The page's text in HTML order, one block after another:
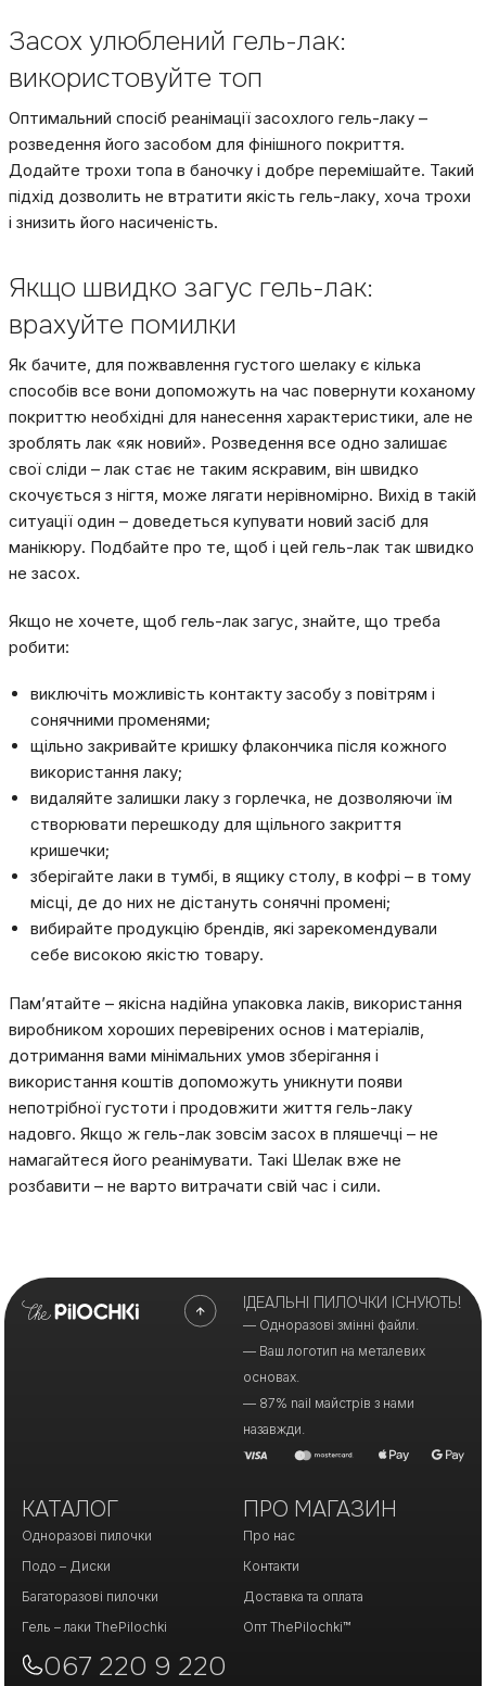
Засох улюблений гель-лак:
використовуйте топ
Оптимальний спосіб реанімації засохлого гель-лаку –
розведення його засобом для фінішного покриття.
Додайте трохи топа в баночку і добре перемішайте. Такий
підхід дозволить не втратити якість гель-лаку, хоча трохи
і знизить його насиченість.
Якщо швидко загус гель-лак:
врахуйте помилки
Як бачите, для пожвавлення густого шелаку є кілька
способів все вони допоможуть на час повернути коханому
покриттю необхідні для нанесення характеристики, але не
зроблять лак «як новий». Розведення все одно залишає
свої сліди – лак стає не таким яскравим, він швидко
скочується з нігтя, може лягати нерівномірно. Вихід в такій
ситуації один – доведеться купувати новий засіб для
манікюру. Подбайте про те, щоб і цей гель-лак так швидко
не засох.
Якщо не хочете, щоб гель-лак загус, знайте, що треба
робити:
виключіть можливість контакту засобу з повітрям і
сонячними променями;
щільно закривайте кришку флакончика після кожного
використання лаку;
видаляйте залишки лаку з горлечка, не дозволяючи їм
створювати перешкоду для щільного закриття
кришечки;
зберігайте лаки в тумбі, в ящику столу, в кофрі – в тому
місці, де до них не дістануть сонячні промені;
вибирайте продукцію брендів, які зарекомендували
себе високою якістю товару.
Пам’ятайте – якісна надійна упаковка лаків, використання
виробником хороших перевірених основ і матеріалів,
дотримання вами мінімальних умов зберігання і
використання коштів допоможуть уникнути появи
непотрібної густоти і продовжити життя гель-лаку
надовго. Якщо ж гель-лак зовсім засох в пляшечці – не
намагайтеся його реанімувати. Такі Шелак вже не
розбавити – не варто витрачати свій час і сили.
ІДЕАЛЬНІ ПИЛОЧКИ ІСНУЮТЬ!
— Одноразові змінні файли.
— Ваш логотип на металевих
основах.
— 87% nail майстрів з нами
назавжди.
КАТАЛОГ
Одноразові пилочки
Подо – Диски
Багаторазові пилочки
Гель – лаки ThePilochki
ПРО МАГАЗИН
Про нас
Контакти
Доставка та оплата
Опт ThePilochki™
067 220 9 220